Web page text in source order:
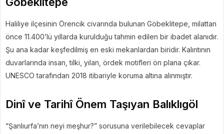
Haliliye ilçesinin Örencik civarında bulunan Göbeklitepe, milattan
önce 11.400’lü yıllarda kurulduğu tahmin edilen bir ibadet alanıdır.
Şu ana kadar keşfedilmiş en eski mekanlardan biridir. Kalıntının
duvarlarında insan, tilki, yılan, ördek motifleri ön plana çıkar.
UNESCO tarafından 2018 itibariyle koruma altına alınmıştır.
Dinî ve Tarihî Önem Taşıyan Balıklıgöl
“Şanlıurfa’nın neyi meşhur?” sorusuna verilebilecek cevaplar